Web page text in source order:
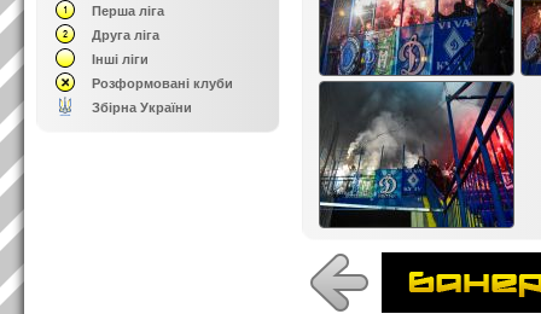
Перша ліга
Друга ліга
Інші ліги
Розформовані клуби
Збірна України